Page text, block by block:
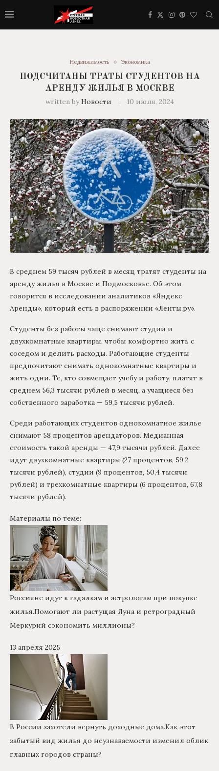
Недвижимость Экономика
ПОДСЧИТАНЫ ТРАТЫ СТУДЕНТОВ НА
АРЕНДУ ЖИЛЬЯ В МОСКВЕ
written byНовости 10 июля, 2024
В среднем 59 тысяч рублей в месяц тратят студенты на
аренду жилья в Москве и Подмосковье. Об этом
говорится в исследовании аналитиков «Яндекс
Аренды», который есть в распоряжении «Ленты.ру».
Студенты без работы чаще снимают студии и
двухкомнатные квартиры, чтобы комфортно жить с
соседом и делить расходы. Работающие студенты
предпочитают снимать однокомнатные квартиры и
жить одни. Те, кто совмещает учебу и работу, платят в
среднем 56,3 тысячи рублей в месяц, а учащиеся без
собственного заработка — 59,5 тысячи рублей.
Среди работающих студентов однокомнатное жилье
снимают 58 процентов арендаторов. Медианная
стоимость такой аренды — 47,9 тысячи рублей. Далее
идут двухкомнатные квартиры (27 процентов, 59,2
тысячи рублей), студии (9 процентов, 50,4 тысячи
рублей) и трехкомнатные квартиры (6 процентов, 67,8
тысячи рублей).
Материалы по теме:
Россияне идут к гадалкам и астрологам при покупке
жилья.Помогают ли растущая Луна и ретроградный
Меркурий сэкономить миллионы?
13 апреля 2025
В России захотели вернуть доходные дома.Как этот
забытый вид жилья до неузнаваемости изменил облик
главных городов страны?